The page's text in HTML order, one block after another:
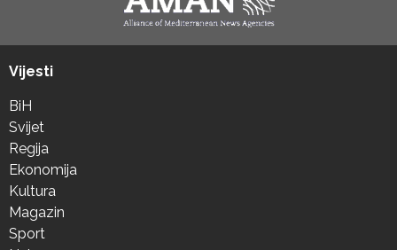
Vijesti
BiH
Svijet
Regija
Ekonomija
Kultura
Magazin
Sport